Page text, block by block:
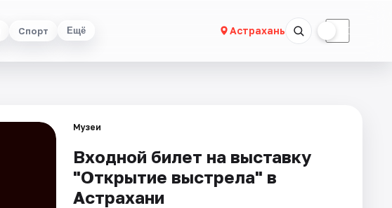
Спорт Ещё Астрахань ☾
Музеи
Входной билет на выставку
"Открытие выстрела" в
Астрахани